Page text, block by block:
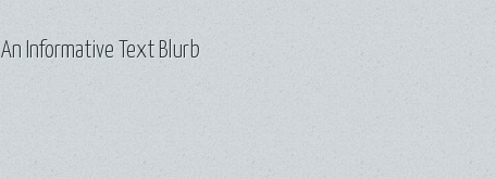
An Informative Text Blurb